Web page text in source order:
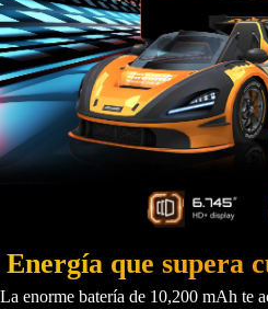
Energía que supera
La enorme batería de 10,200 mAh te